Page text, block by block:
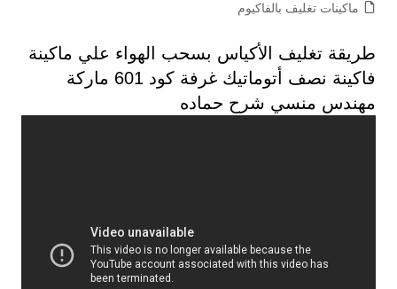
ماكينات تغليف بالفاكيوم
طريقة تغليف الأكياس بسحب الهواء علي ماكينة
فاكينة نصف أتوماتيك غرفة كود 601 ماركة
مهندس منسي شرح حماده